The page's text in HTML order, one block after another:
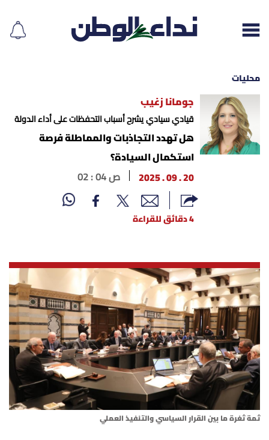
إقرأ الجريدة
لبنان
أسرار
متفرقات
نداء القرّاء
خاص الموقع
كتّابنا
محليات
جومانا زغيب
قيادي سيادي يشرح أسباب التحفظات على أداء الدولة
هل تهدد التجاذبات والمماطلة فرصة
استكمال السيادة؟
20 . 09 . 2025
02 : 04 ص
4 دقائق للقراءة
ثمة ثغرة ما بين القرار السياسي والتنفيذ العملي